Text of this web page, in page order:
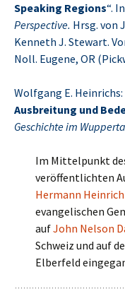
Speaking Regions“.
Perspective. Hrsg. von
Kenneth J. Stewart.
Noll. Eugene, OR
Wolfgang E. Heinrichs:
Ausbreitung und
Geschichte im
Im Mittelpunkt
veröffentlichten
Hermann
evangelischen
aufJohn Nelson
Schweiz und auf
Elberfeld